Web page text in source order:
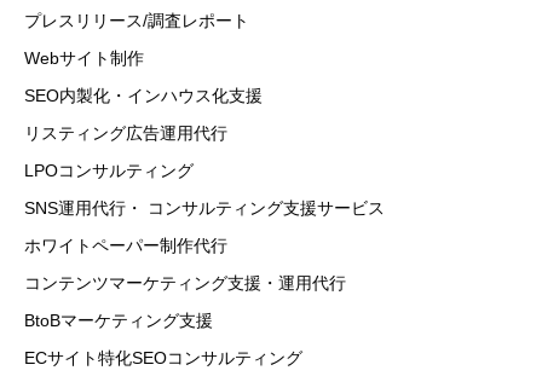
プレスリリース/調査レポート
Webサイト制作
SEO内製化・インハウス化支援
リスティング広告運用代行
LPOコンサルティング
SNS運用代行・ コンサルティング支援サービス
ホワイトペーパー制作代行
コンテンツマーケティング支援・運用代行
BtoBマーケティング支援
ECサイト特化SEOコンサルティング